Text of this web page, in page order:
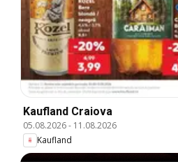
Kaufland Craiova
05.08.2026- 11.08.2026
Kaufland